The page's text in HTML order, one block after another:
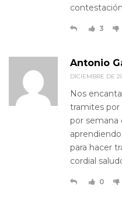
3
Antonio
DICIEMBRE DE
Nos
tramites por
por semana
para hacer
cordial
0